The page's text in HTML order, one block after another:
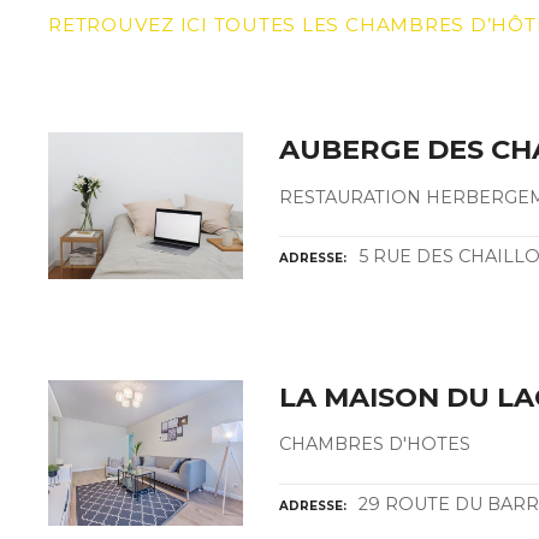
RETROUVEZ ICI TOUTES LES CHAMBRES
AUBERGE DES
RESTAURATION
ADRESSE 5 RUE DES
LA MAISON DU
CHAMBRES D'HOTES
ADRESSE 29 ROUTE DU